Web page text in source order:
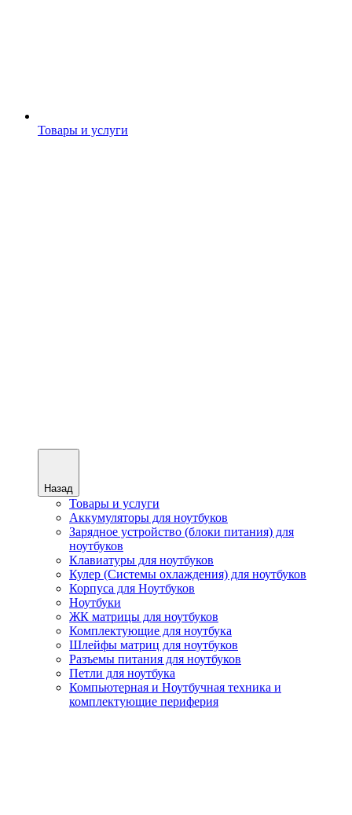
Товары и услуги
Назад
Товары и услуги
Аккумуляторы для ноутбуков
Зарядное устройство (блоки питания) для
ноутбуков
Клавиатуры для ноутбуков
Кулер (Системы охлаждения) для ноутбуков
Корпуса для Ноутбуков
Ноутбуки
ЖК матрицы для ноутбуков
Комплектующие для ноутбука
Шлейфы матриц для ноутбуков
Разъемы питания для ноутбуков
Петли для ноутбука
Компьютерная и Ноутбучная техника и
комплектующие периферия